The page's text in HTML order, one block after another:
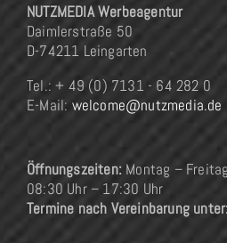
NUTZMEDIA Werbeagentur
Daimlerstraße 50
D-74211 Leingarten
Tel.: + 49 (0) 7131 - 64 282 0
E-Mail: welcome@nutzmedia.de
Öffnungszeiten: Montag –
08:30 Uhr – 17:30 Uhr
Termine nach Vereinbarung